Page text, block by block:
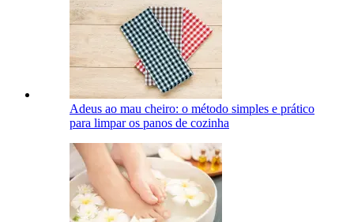
Adeus ao mau cheiro: o método simples e prático
para limpar os panos de cozinha